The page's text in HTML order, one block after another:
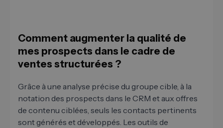
Comment augmenter la qualité de
mes prospects dans le cadre de
ventes structurées ?
Grâce à une analyse précise du groupe cible, à la
notation des prospects dans le CRM et aux offres
de contenu ciblées, seuls les contacts pertinents
sont générés et développés. Les outils de